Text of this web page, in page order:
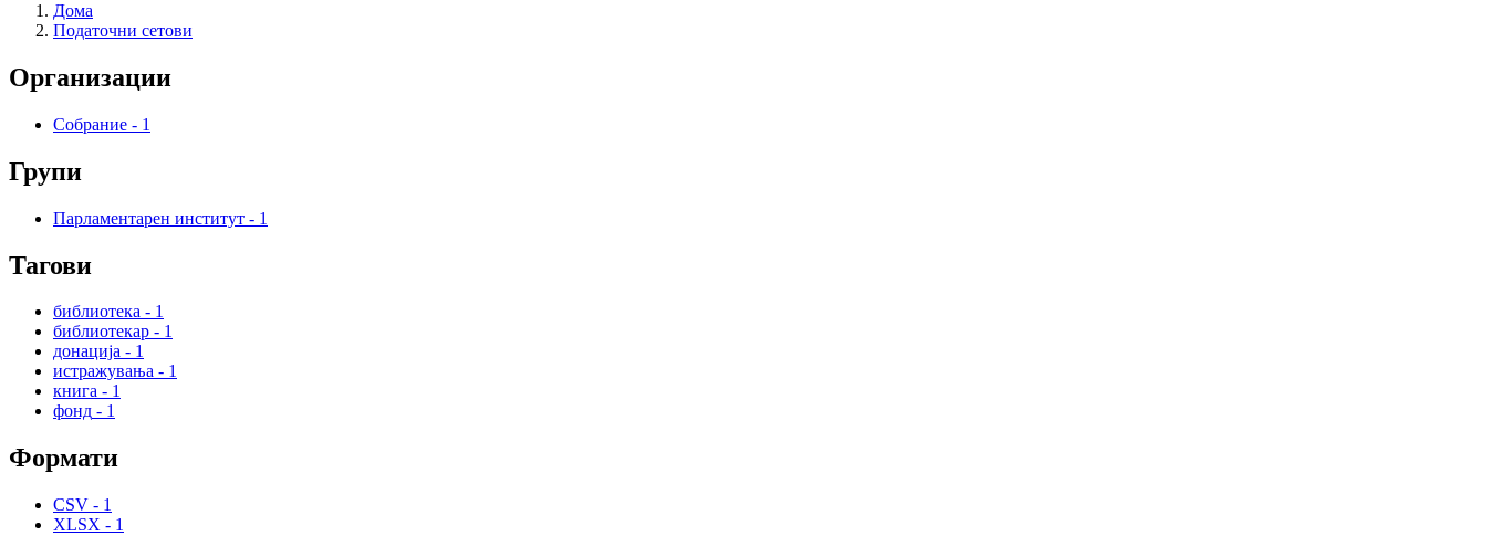
Дома
Податочни сетови
Организации
Собрание - 1
Групи
Парламентарен институт - 1
Тагови
библиотека - 1
библиотекар - 1
донација - 1
истражувања - 1
книга - 1
фонд - 1
Формати
CSV - 1
XLSX - 1